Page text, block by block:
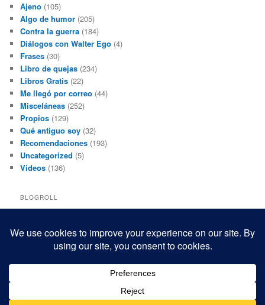
Ajeno (105)
Algo de humor (205)
Contra la guerra (184)
Diálogos con Walter Ego (4)
Frases (30)
Libro de quejas (234)
Libros Gratis (22)
Me llegó por correo (44)
Misceláneas (252)
Propios (129)
Qué antiguo soy (32)
Recomendaciones (193)
Uncategorized (5)
Videos (136)
BLOGROLL
Black and White Power
Mis macrofotografías
Teresita Rivas
Funciona gracias a WordPress